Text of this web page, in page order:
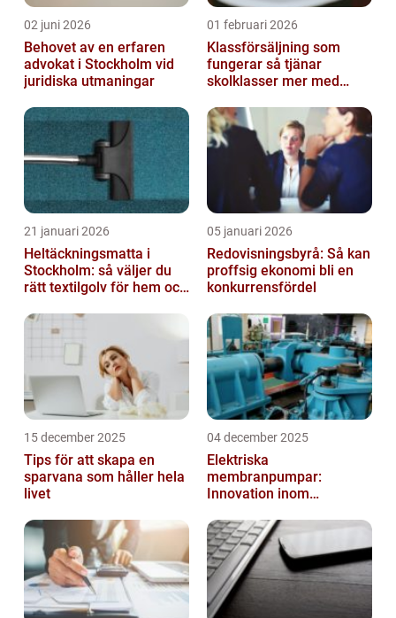
02 juni 2026
Behovet av en erfaren
advokat i Stockholm vid
juridiska utmaningar
01 februari 2026
Klassförsäljning som
fungerar så tjänar
skolklasser mer med
21 januari 2026
Heltäckningsmatta i
Stockholm: så väljer du
rätt textilgolv för hem och
05 januari 2026
Redovisningsbyrå: Så kan
proffsig ekonomi bli en
konkurrensfördel
15 december 2025
Tips för att skapa en
sparvana som håller hela
livet
04 december 2025
Elektriska
membranpumpar:
Innovation inom